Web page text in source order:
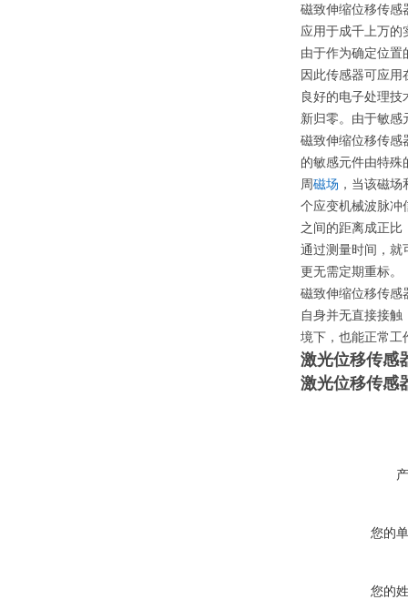
磁致伸缩位移传感
应用于成千上万的
由于作为确定位置
因此传感器可应
良好的电子处理
新归零。由于敏感
磁致伸缩位移传感
的敏感元件由特殊
周 磁场 ，当该磁
个应变机械波脉冲
之间的距离成正比
通过测量时间，就
更无需定期重标。
磁致伸缩位移传感
自身并无直接接
境下，也能正常工
激光位移传感
激光位移传感
您的
您的